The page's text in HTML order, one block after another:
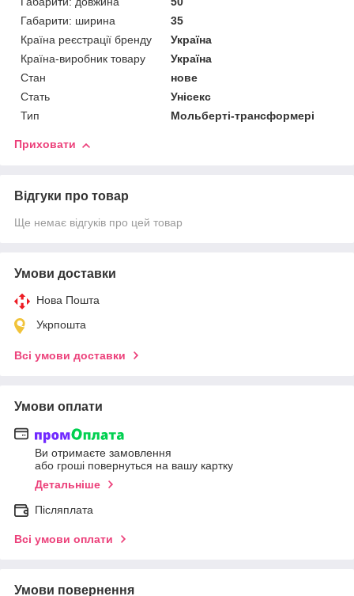
Габарити: ширина
35
Країна реєстрації бренду
Україна
Країна-виробник товару
Україна
Стан
нове
Стать
Унісекс
Тип
Мольберті-трансформері
Приховати
Відгуки про товар
Ще немає відгуків про цей товар
Умови доставки
Нова Пошта
Укрпошта
Всі умови доставки
Умови оплати
Ви отримаєте замовлення
або гроші повернуться на вашу картку
Детальніше
Післяплата
Всі умови оплати
Умови повернення